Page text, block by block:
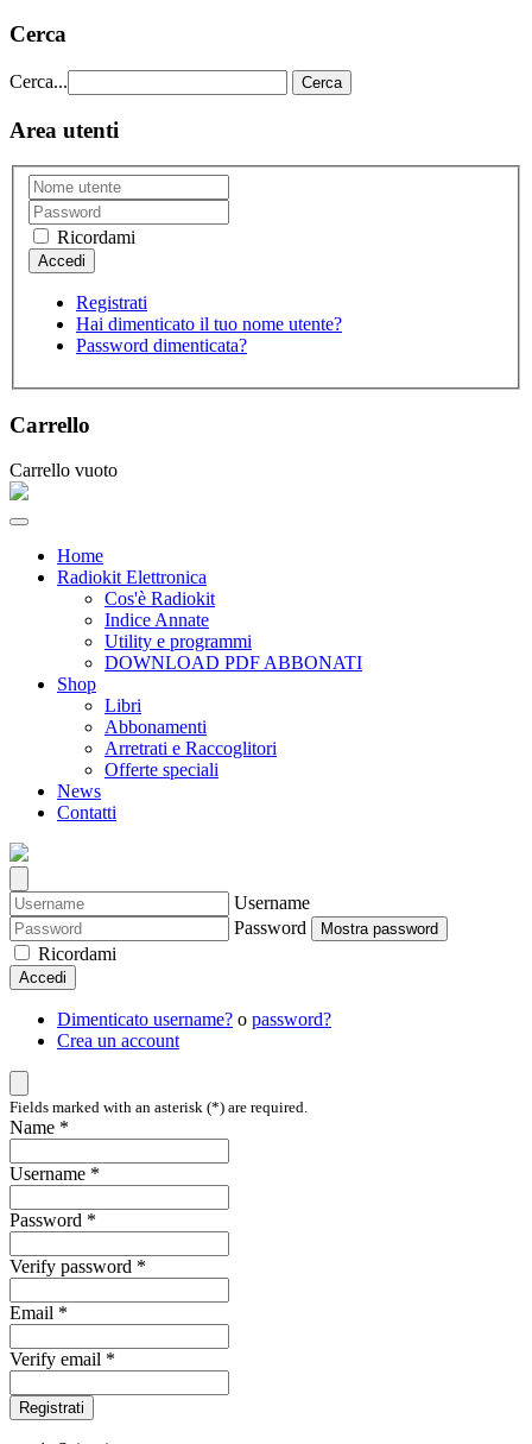
Cerca
Cerca... Cerca
Area utenti
Ricordami
Registrati
Hai dimenticato il tuo nome utente?
Password dimenticata?
Carrello
Carrello vuoto
Home
Radiokit Elettronica
Cos'è Radiokit
Indice Annate
Utility e programmi
DOWNLOAD PDF ABBONATI
Shop
Libri
Abbonamenti
Arretrati e Raccoglitori
Offerte speciali
News
Contatti
Username
Password
Mostra password
Ricordami
Accedi
Dimenticato username? o password?
Crea un account
Fields marked with an asterisk (*) are required.
Name *
Username *
Password *
Verify password *
Email *
Verify email *
Registrati